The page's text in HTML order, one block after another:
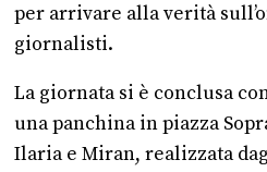
per arrivare alla verità
giornalisti.
La giornata si è conclusa
una panchina in piazza
Ilaria e Miran, realizzata